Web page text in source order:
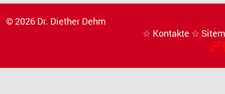
© 2026 Dr. Diether Dehm
☆ Kontakte ☆